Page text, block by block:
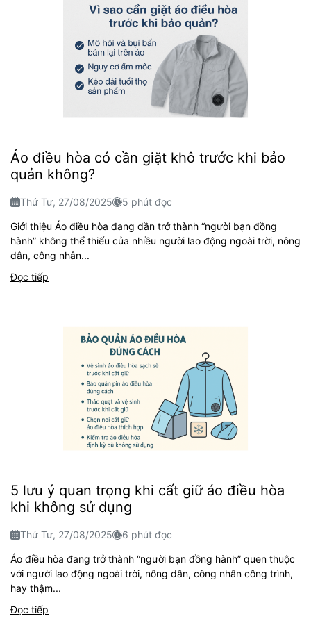
Áo điều hòa có cần giặt khô trước khi bảo
quản không?
Thứ Tư, 27/08/2025 5 phút đọc
Giới thiệu Áo điều hòa đang dần trở thành “người bạn đồng
hành” không thể thiếu của nhiều người lao động ngoài trời, nông
dân, công nhân...
Đọc tiếp
5 lưu ý quan trọng khi cất giữ áo điều hòa
khi không sử dụng
Thứ Tư, 27/08/2025 6 phút đọc
Áo điều hòa đang trở thành “người bạn đồng hành” quen thuộc
với người lao động ngoài trời, nông dân, công nhân công trình,
hay thậm...
Đọc tiếp